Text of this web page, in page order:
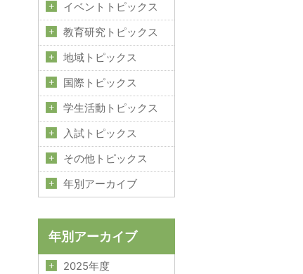
イベントトピックス
教育研究トピックス
地域トピックス
国際トピックス
学生活動トピックス
入試トピックス
その他トピックス
年別アーカイブ
年別アーカイブ
2025年度